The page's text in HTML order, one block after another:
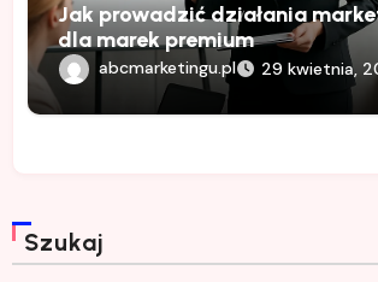
Jak prowadzić działania
dla marek premium
abcmarketingu.pl 29 kwietnia,
Szukaj